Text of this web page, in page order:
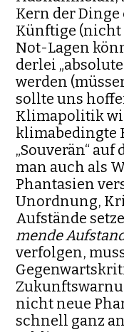
Kern der
Künftige
Not-Lagen
derlei
werden
sollte uns
Klimapolitik
klimabedingte
„Souverän“
man auch als
Phantasien
Un­ordnung,
Aufstände
mende
verfolgen,
nicht neue
schnell ganz